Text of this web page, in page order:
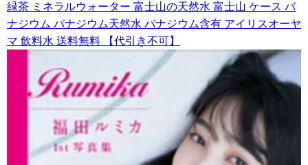
緑茶 ミネラルウォーター 富士山の天然水 富士山 ケース バ
ナジウム バナジウム天然水 バナジウム含有 アイリスオーヤ
マ 飲料水 送料無料 【代引き不可】